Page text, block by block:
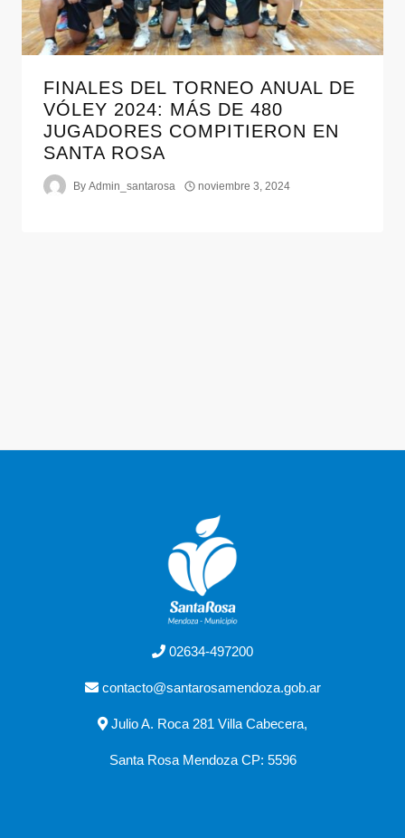
FINALES DEL TORNEO ANUAL DE
VÓLEY 2024: MÁS DE 480
JUGADORES COMPITIERON EN
SANTA ROSA
By Admin_santarosa noviembre 3, 2024
02634-497200
contacto@santarosamendoza.gob.ar
Julio A. Roca 281 Villa Cabecera,
Santa Rosa Mendoza CP: 5596